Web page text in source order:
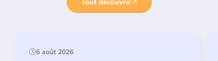
6 août 2026